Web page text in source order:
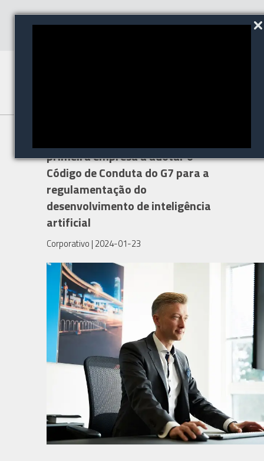
primeira empresa a adotar o
Código de Conduta do G7 para a
regulamentação do
desenvolvimento de inteligência
artificial
Corporativo | 2024-01-23